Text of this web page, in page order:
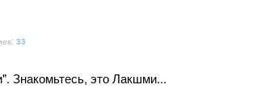
33
Знакомьтесь, это Лакшми...